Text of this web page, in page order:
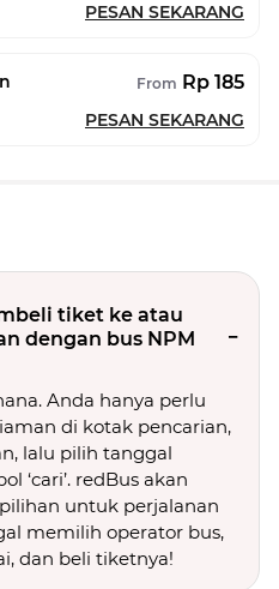
PESAN SEKARANG
From Rp 185
PESAN SEKARANG
tiket ke atau
dengan bus NPM
Anda hanya perlu
di kotak pencarian,
lalu pilih tanggal
‘cari’. redBus akan
untuk perjalanan
memilih operator bus,
dan beli tiketnya!